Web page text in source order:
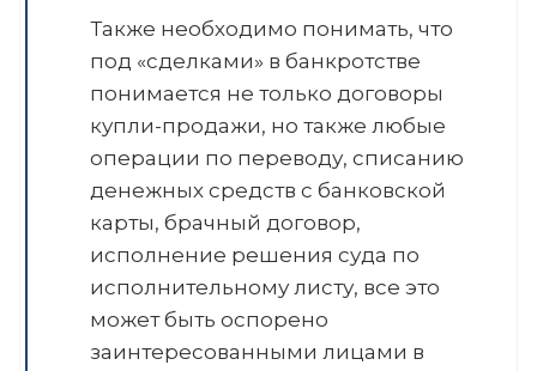
Также необходимо понимать, что
под «сделками» в банкротстве
понимается не только договоры
купли-продажи, но также любые
операции по переводу, списанию
денежных средств с банковской
карты, брачный договор,
исполнение решения суда по
исполнительному листу, все это
может быть оспорено
заинтересованными лицами в